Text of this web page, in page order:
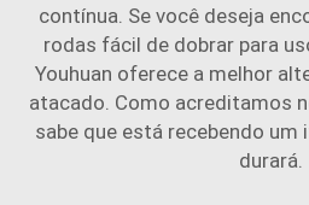
contínua. Se você deseja
rodas fácil de dobrar para
Youhuan oferece a melhor
atacado. Como acreditamos
sabe que está recebendo um
durará.